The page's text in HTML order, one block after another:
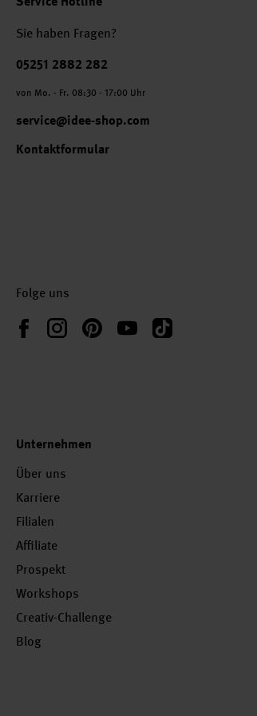
Sie haben Fragen?
Telefonnummer
05251 2882 282
von Mo. - Fr. 08:30 - 17:00 Uhr
service@idee-shop.com
Kontaktformular
Folge uns
FacebookInstagramPinterestYouTubeTikTok
Unternehmen
Über uns
Karriere
Filialen
Affiliate
Prospekt
Workshops
Creativ-Challenge
Blog